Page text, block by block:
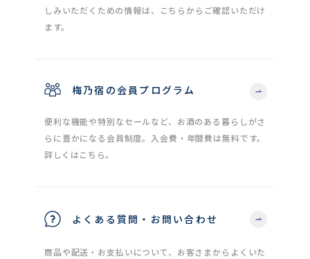
しみいただくための情報は、こちらからご確認いただけ
ます。
梅乃宿の会員プログラム
便利な機能や特別なセールなど、お酒のある暮らしがさ
らに豊かになる会員制度。入会費・年間費は無料です。
詳しくはこちら。
よくある質問・お問い合わせ
商品や配送・お支払いについて、お客さまからよくいた